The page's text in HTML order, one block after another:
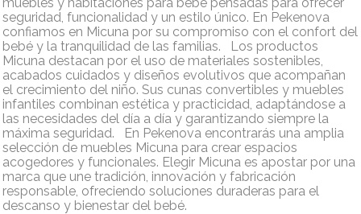
seguridad, funcionalidad y un estilo único. En Pekenova
confiamos en Micuna por su compromiso con el confort del
bebé y la tranquilidad de las familias. Los productos
Micuna destacan por el uso de materiales sostenibles,
acabados cuidados y diseños evolutivos que acompañan
el crecimiento del niño. Sus cunas convertibles y muebles
infantiles combinan estética y practicidad, adaptándose a
las necesidades del día a día y garantizando siempre la
máxima seguridad. En Pekenova encontrarás una amplia
selección de muebles Micuna para crear espacios
acogedores y funcionales. Elegir Micuna es apostar por una
marca que une tradición, innovación y fabricación
responsable, ofreciendo soluciones duraderas para el
descanso y bienestar del bebé.